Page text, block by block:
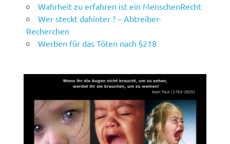
Wahrheit zu erfahren ist ein MenschenRecht
Wer steckt dahinter ? – Abtreiber-
Recherchen
Werben für das Töten nach §218